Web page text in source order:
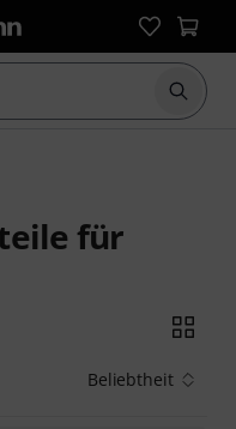
Suche
für
Beliebtheit